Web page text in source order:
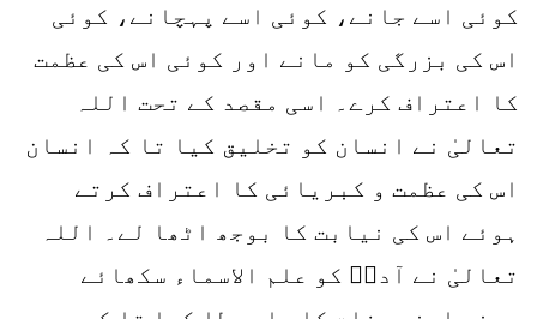
کوئی اسے جانے، کوئی اسے پہچانے، کوئی
اس کی بزرگی کو مانے اور کوئی اس کی عظمت
کا اعتراف کرے۔ اسی مقصد کے تحت اللہ
تعالیٰ نے انسان کو تخلیق کیا تا کہ انسان
اس کی عظمت و کبریائی کا اعتراف کرتے
ہوئے اس کی نیابت کا بوجھ اٹھا لے۔ اللہ
تعالیٰ نے آدمؑ کو علم الاسماء سکھائے